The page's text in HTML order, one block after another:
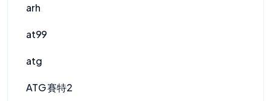
arh
at99
atg
ATG 賽特2